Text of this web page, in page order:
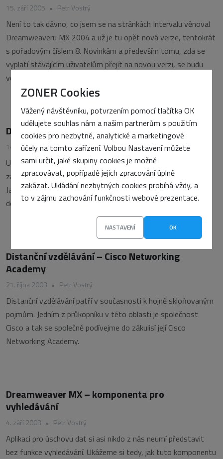
ZONER Cookies
Vážený návštěvníku, potvrzením pomocí tlačítka OK
udělujete souhlas nám a našim partnerům s použitím
cookies pro nezbytné, analytické a marketingové
účely na tomto zařízení. Volbou Nastavení můžete
sami určit, jaké skupiny cookies je možné
zpracovávat, popřípadě jejich zpracování úplně
zakázat. Ukládání nezbytných cookies probíhá vždy, a
to v zájmu zachování funkčnosti webové prezentace.
NASTAVENÍ OK
15. září 2005 • Petr Vostrý
Není to tak dávno, co jsem se na stránkách Intervalu věnoval
Dreamweaveru MX 2004 a už je tu opět nová verze, tentokrát
s pořadovým číslem 8. Novinkám a především tomu, zda se
vyplatí stávajícím uživatelům přejít na novou verzi, se budu
věnovat v tomto článku.
Dreamweaver MX 2004
14. listopadu 2003 • Petr Vostrý
Uživatelé a příznivci editoru Dreamweaver před časem jistě
zaregistrovali uvedení nové verze tohoto visuálního editoru.
Jaké novinky přináší a zda se o upgrade vyplatí uvažovat se
dozvíte v tomto článku.
Distanční vzdělávání – Cisco Networking
Academy
21. října 2003 • Petr Vostrý
Distanční vzdělávání patří v současnosti k hojně skloňovaným
pojmům. Jedním z průkopníku v této oblasti je společnost
Cisco a tak se společně podívejme do zákulisí její Cisco
Networking Academy.
Dreamweaver MX – komponenta pro
vyhledávání
4. září 2003 • Petr Vostrý
Aplikaci pro úschovu dat si asi nikdo z nás neumí představit
bez funkce vyhledávání. Ukážeme si tedy, jak tuto komponentu